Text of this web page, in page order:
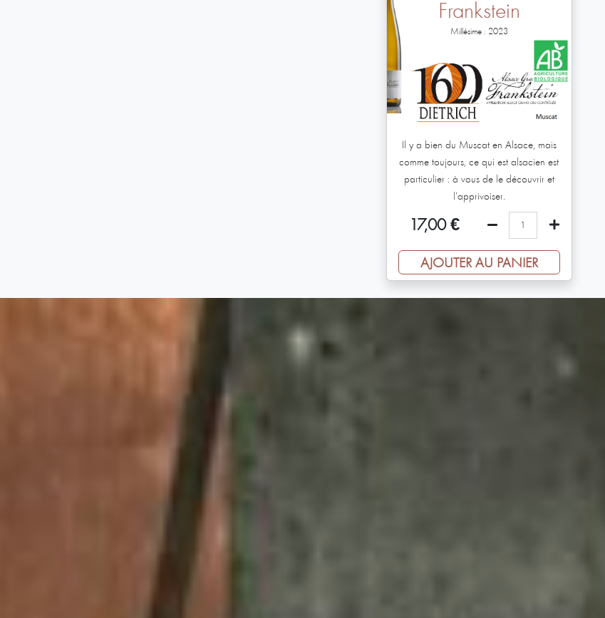
Frankstein
Millésime : 2023
Il y a bien du Muscat en Alsace, mais
comme toujours, ce qui est alsacien est
particulier : à vous de le découvrir et
l’apprivoiser.
17,00 €
AJOUTER AU PANIER